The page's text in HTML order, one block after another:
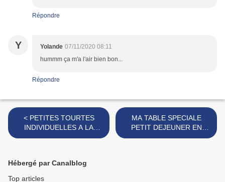
Répondre
Y Yolande 07/11/2020 08:11
hummm ça m'a l'air bien bon...
Répondre
< PETITES TOURTES
INDIVIDUELLES A LA
BLANQUETTE DE VEAU
MA TABLE SPECIALE
PETIT DEJEUNER EN
ROUGE ET BLANCHE >
Hébergé par Canalblog
Top articles